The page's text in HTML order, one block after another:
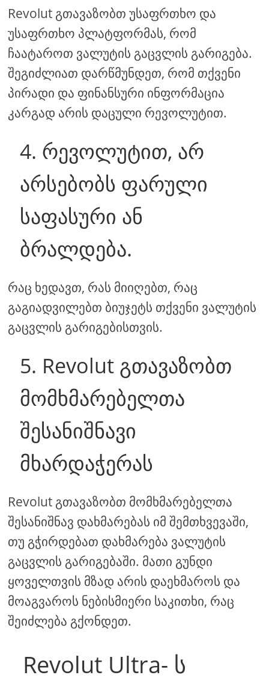
Revolut გთავაზობთ უსაფრთხო და
უსაფრთხო პლატფორმას, რომ
ჩაატაროთ ვალუტის გაცვლის გარიგება.
შეგიძლიათ დარწმუნდეთ, რომ თქვენი
პირადი და ფინანსური ინფორმაცია
კარგად არის დაცული რევოლუტით.
4. რევოლუტით, არ
არსებობს ფარული
საფასური ან
ბრალდება.
რაც ხედავთ, რას მიიღებთ, რაც
გაგიადვილებთ ბიუჯეტს თქვენი ვალუტის
გაცვლის გარიგებისთვის.
5. Revolut გთავაზობთ
მომხმარებელთა
შესანიშნავი
მხარდაჭერას
Revolut გთავაზობთ მომხმარებელთა
შესანიშნავ დახმარებას იმ შემთხვევაში,
თუ გჭირდებათ დახმარება ვალუტის
გაცვლის გარიგებაში. მათი გუნდი
ყოველთვის მზად არის დაეხმაროს და
მოაგვაროს ნებისმიერი საკითხი, რაც
შეიძლება გქონდეთ.
Revolut Ultra- ს